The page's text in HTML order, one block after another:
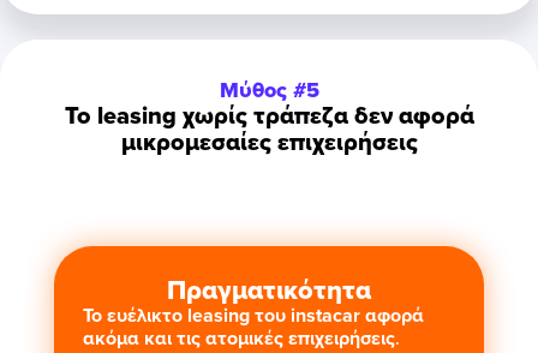
Μύθος #5
Το leasing χωρίς τράπεζα δεν αφορά
μικρομεσαίες επιχειρήσεις
Πραγματικότητα
Το ευέλικτο leasing του instacar αφορά
ακόμα και τις ατομικές επιχειρήσεις.